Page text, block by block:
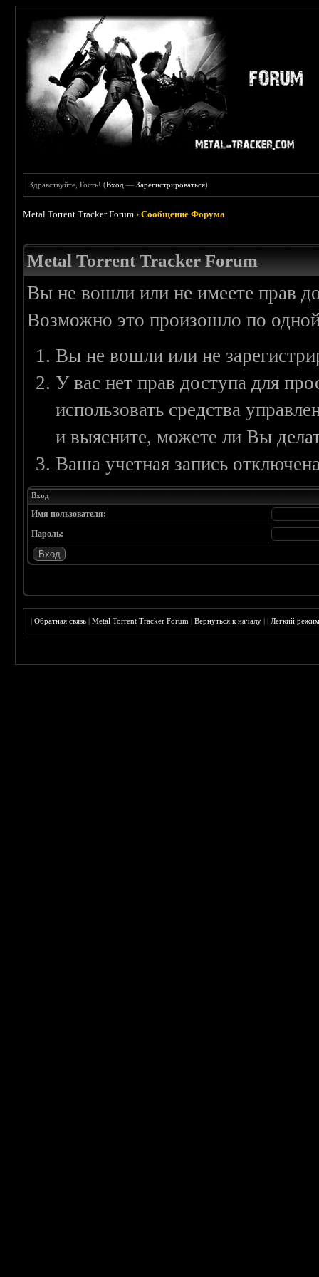
Здравствуйте, Гость! (Вход —Зарегистрироваться)
Metal Torrent Tracker Forum ›Сообщение Форума
Metal Torrent Tracker Forum
Вы не вошли или не имеете прав
Возможно это произошло по
Вы не вошли или не
У вас нет прав доступа для
использовать средства
и выясните, можете ли Вы
Ваша учетная запись
Вход
Имя пользователя:
Пароль:
|Обратная связь |Metal Torrent Tracker Forum |Вернуться к началу ||Лёгкий